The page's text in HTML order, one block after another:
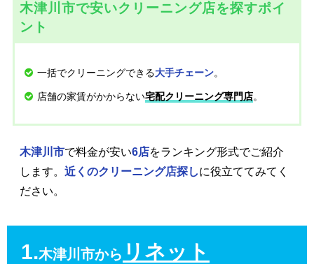
木津川市で安いクリーニング店を探すポイ
ント
一括でクリーニングできる大手チェーン。
店舗の家賃がかからない宅配クリーニング専門店。
木津川市で料金が安い6店をランキング形式でご紹介
します。 近くのクリーニング店探しに役立ててみてく
ださい。
1.木津川市から リネット